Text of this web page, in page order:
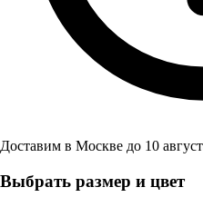
Доставим в Москве до 10
Выбрать размер и цвет